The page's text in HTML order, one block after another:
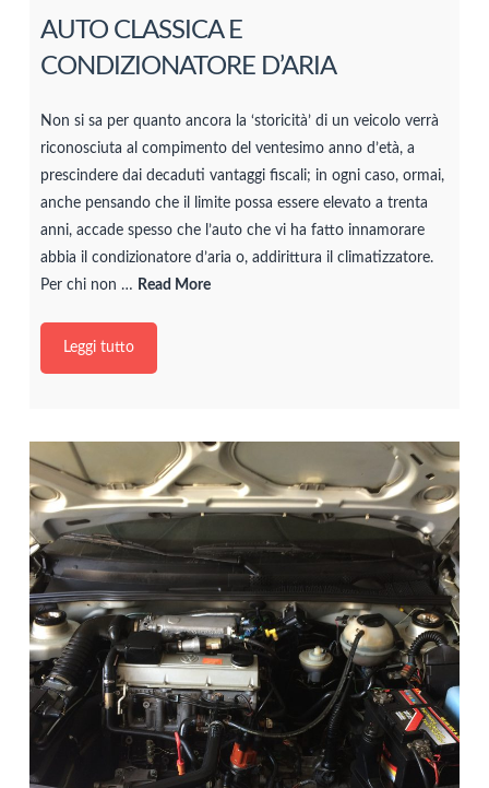
AUTO CLASSICA E
CONDIZIONATORE D’ARIA
Non si sa per quanto ancora la ‘storicità’ di un veicolo verrà
riconosciuta al compimento del ventesimo anno d’età, a
prescindere dai decaduti vantaggi fiscali; in ogni caso, ormai,
anche pensando che il limite possa essere elevato a trenta
anni, accade spesso che l’auto che vi ha fatto innamorare
abbia il condizionatore d’aria o, addirittura il climatizzatore.
Per chi non … Read More
Leggi tutto